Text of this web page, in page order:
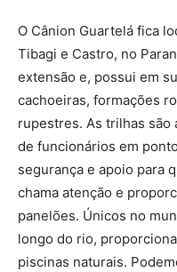
O Cânion Guartelá fica
Tibagi e Castro, no
extensão e, possui em
cachoeiras, formações
rupestres. As trilhas são
de funcionários em
segurança e apoio para
chama atenção e
panelões. Únicos no
longo do rio,
piscinas naturais.